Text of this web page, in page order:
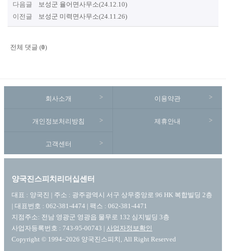
다음글 보성군 율어면사무소(24.12.10)
이전글 보성군 미력면사무소(24.11.26)
전체 댓글 (0)
회사소개 이용약관
개인정보처리방침 제휴안내
고객센터
양국진스피치리더십센터
대표 : 양국진 | 주소 : 광주광역시 서구 상무중앙로 96 HK 복합빌딩 2층
| 대표번호 : 062-381-4474 | 팩스 : 062-381-4471
지점주소: 전남 영광군 영광읍 물무로 132 심지빌딩 3층
사업자등록번호 : 743-95-00743 | 사업자정보확인
Copyright © 1994~2026 양국진스피치, All Right Reserved